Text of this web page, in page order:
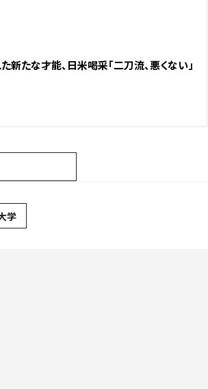
新たな才能、日米喝采「二刀流、悪くない」
学